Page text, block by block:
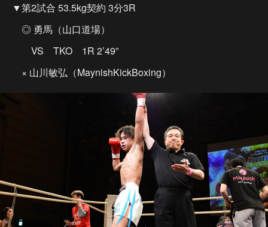
▼第2試合 53.5kg契約 3分3R
◎ 勇馬（山口道場）
VS TKO 1R 2’49”
× 山川敏弘（MaynishKickBoxing）